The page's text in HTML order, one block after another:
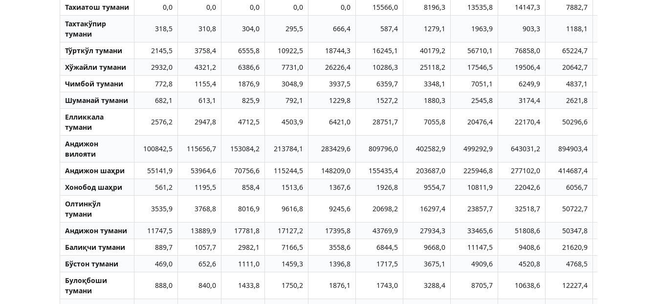
Тахиатош тумани
0,0 0,0 0,0 0,0 0,0 15566,0 8196,3 13535,8 14147,3 7882,7
Тахтакўпир
тумани
318,5 310,8 304,0 295,5 666,4 587,4 1279,1 1963,9 903,3 1188,1
Тўрткўл тумани 2145,5 3758,4 6555,8 10922,5 18744,3 16245,1 40179,2 56710,1 76858,0 65224,7
Хўжайли тумани
2932,0 4321,2 6386,6 7731,0 26226,4 10286,3 25118,2 17546,5 19506,4 20642,7
Чимбой тумани
772,8 1155,4 1876,9 3048,9 3937,5 6359,7 3348,1 7051,1 6249,9 4837,1
Шуманай тумани
682,1 613,1 825,9 792,1 1229,8 1527,2 1880,3 2545,8 3174,4 2621,8
Елликкала
тумани
2576,2 2947,8 4712,5 4503,9 6421,0 28751,7 7055,8 20476,4 22170,4 50296,6
Aндижон
вилояти
100842,5 115656,7 153084,2 213784,1 283429,6 809796,0 402582,9 499292,9 643031,2 894903,4
Aндижон шаҳри 55141,9 53964,6 70756,6 115244,5 148209,0 155435,4 203687,0 225946,8 277102,0 414687,4
Хонобод шаҳри
561,2 1195,5 858,4 1513,6 1367,6 1926,8 9554,7 10811,9 22042,6 6056,7
Олтинкўл
тумани
3535,9 3768,8 8016,9 9616,8 9245,6 20698,2 16297,4 23857,7 32518,7 50722,7
Aндижон тумани 11747,5 13889,9 17781,8 17127,2 17395,8 43769,9 27934,3 33465,6 51808,6 50347,8
Балиқчи тумани
889,7 1057,7 2982,1 7166,5 3558,6 6844,5 9668,0 11147,5 9408,6 21620,9
Бўстон тумани
469,0 652,6 1111,0 1459,3 1396,8 1717,5 3675,1 4909,6 4520,8 4768,5
Булоқбоши
тумани
888,0 840,0 1433,8 1750,2 1876,1 1743,0 3288,4 8705,7 10638,6 12227,4